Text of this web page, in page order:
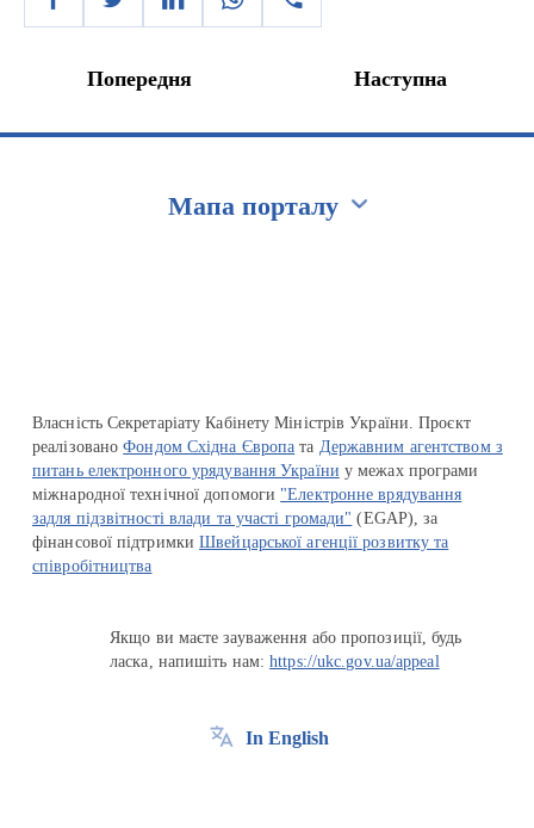
Попередня Наступна
Мапа порталу
Власність Секретаріату Кабінету Міністрів України. Проєкт
реалізованоФондом Східна Європа та Державним агентством з
питань електронного урядування України у межах програми
міжнародної технічної допомоги "Електронне врядування
задля підзвітності влади та участі громади" (EGAP), за
фінансової підтримкиШвейцарської агенції розвитку та
співробітництва
Якщо ви маєте зауваження або пропозиції, будь
ласка, напишіть нам:https://ukc.gov.ua/appeal
In English